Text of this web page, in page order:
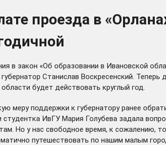
проезда в
в закон «Об образовании в Ивановской
Станислав Воскресенский.
будет действовать круглый год.
меру поддержки к губернатору ранее
ИвГУ Мария Голубева задала
Но у нас свободное время, к сожалению,
путешествовать по нашим малым